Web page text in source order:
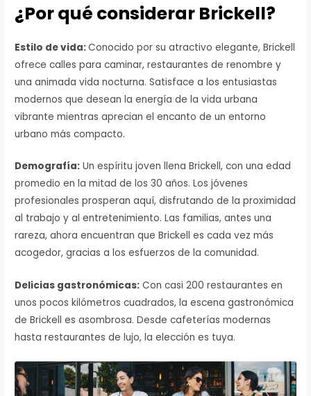
¿Por qué considerar Brickell?
Estilo de vida:Conocido por su atractivo elegante, Brickell
ofrece calles para caminar, restaurantes de renombre y
una animada vida nocturna. Satisface a los entusiastas
modernos que desean la energía de la vida urbana
vibrante mientras aprecian el encanto de un entorno
urbano más compacto.
Demografía: Un espíritu joven llena Brickell, con una edad
promedio en la mitad de los 30 años. Los jóvenes
profesionales prosperan aquí, disfrutando de la proximidad
al trabajo y al entretenimiento. Las familias, antes una
rareza, ahora encuentran que Brickell es cada vez más
acogedor, gracias a los esfuerzos de la comunidad.
Delicias gastronómicas: Con casi 200 restaurantes en
unos pocos kilómetros cuadrados, la escena gastronómica
de Brickell es asombrosa. Desde cafeterías modernas
hasta restaurantes de lujo, la elección es tuya.